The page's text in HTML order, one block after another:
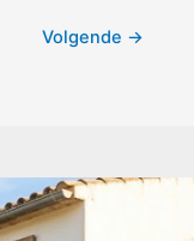
Volgende →